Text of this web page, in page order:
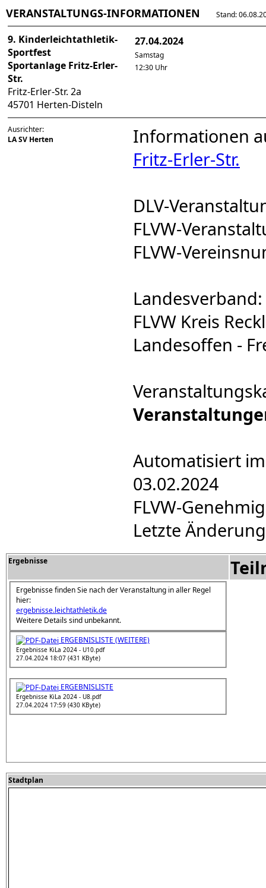
VERANSTALTUNGS-INFORMATIONEN Stand:
9. Kinderleichtathletik-
Sportfest
Sportanlage Fritz-Erler-
Str.
Fritz-Erler-Str. 2a
45701 Herten-Disteln
27.04.2024
Samstag
12:30 Uhr
Ausrichter:
LA SV Herten
Informationen
Fritz-Erler-Str.
DLV-
FLVW-
FLVW-
FLVW Kreis
Landesoffen -
Automatisiert
03.02.2024
FLVW-
Letzte
Ergebnisse
Ergebnisse finden Sie nach der Veranstaltung in aller Regel
hier:
ergebnisse.leichtathletik.de
Weitere Details sind unbekannt.
ERGEBNISLISTE (WEITERE)
Ergebnisse KiLa 2024 - U10.pdf
27.04.2024 18:07 (431 KByte)
ERGEBNISLISTE
Ergebnisse KiLa 2024 - U8.pdf
27.04.2024 17:59 (430 KByte)
Stadtplan